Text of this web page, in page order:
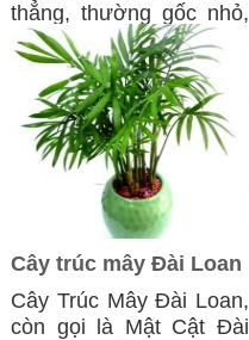
thẳng, thường gốc nhỏ,
thân nhỏ, ...
Cây trúc mây Đài Loan
Cây Trúc Mây Đài Loan,
còn gọi là Mật Cật Đài